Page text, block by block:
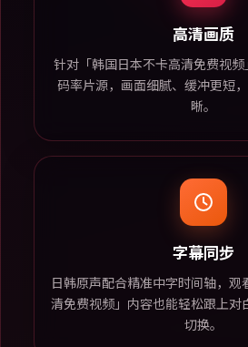
高清画质
针对「韩国日本不卡高清免费视频
码率片源，画面细腻、缓冲更短
晰。
字幕同步
日韩原声配合精准中字时间轴，观
清免费视频」内容也能轻松跟上对
切换。